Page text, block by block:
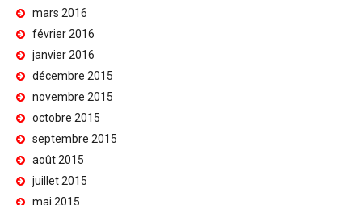
mars 2016
février 2016
janvier 2016
décembre 2015
novembre 2015
octobre 2015
septembre 2015
août 2015
juillet 2015
mai 2015